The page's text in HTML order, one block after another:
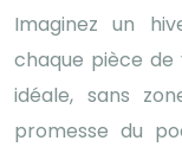
Imaginez un
chaque pièce
idéale, sans
promesse du